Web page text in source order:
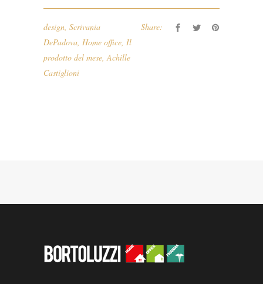
design, Scrivania
DePadova, Home office, Il
prodotto del mese,Achille
Castiglioni
Share: